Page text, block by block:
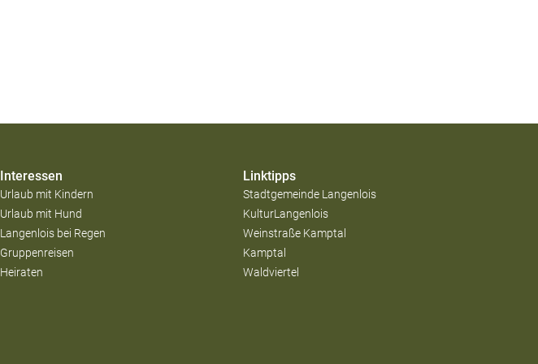
Interessen
Urlaub mit Kindern
Urlaub mit Hund
Langenlois bei Regen
Gruppenreisen
Heiraten
Linktipps
Stadtgemeinde Langenlois
KulturLangenlois
Weinstraße Kamptal
Kamptal
Waldviertel